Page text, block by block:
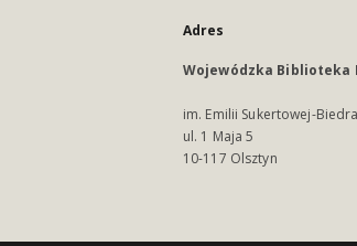
Adres
Wojewódzka Biblioteka
im. Emilii Sukertowej-
ul. 1 Maja 5
10-117 Olsztyn